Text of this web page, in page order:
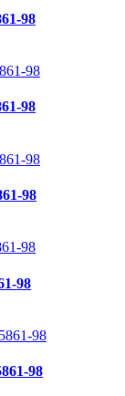
98
98
98
98
98